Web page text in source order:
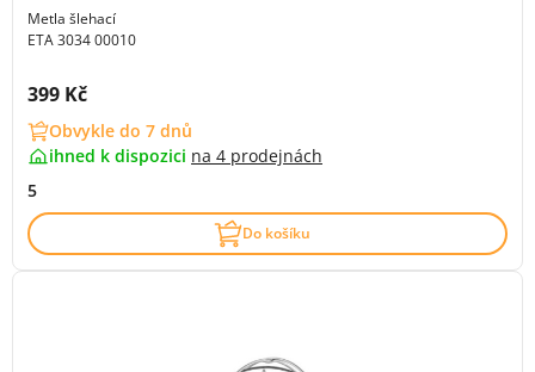
Metla šlehací
ETA 3034 00010
Cena s DPH:
399 Kč
Obvykle do 7 dnů
ihned k dispozici na 4 prodejnách
5
Do košíku